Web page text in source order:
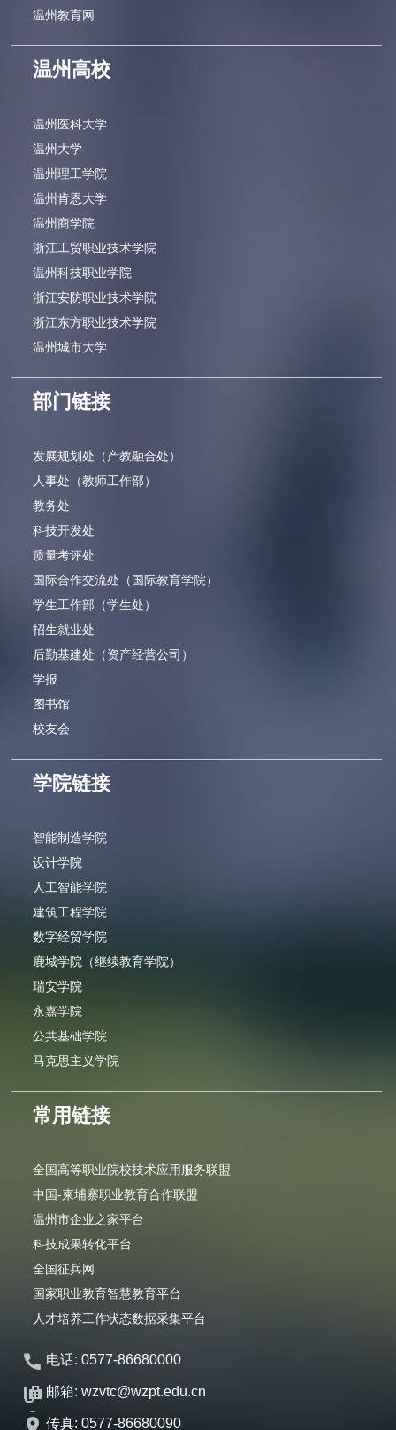
温州教育网
温州高校
温州医科大学
温州大学
温州理工学院
温州肯恩大学
温州商学院
浙江工贸职业技术学院
温州科技职业学院
浙江安防职业技术学院
浙江东方职业技术学院
温州城市大学
部门链接
发展规划处（产教融合处）
人事处（教师工作部）
教务处
科技开发处
质量考评处
国际合作交流处（国际教育学院）
学生工作部（学生处）
招生就业处
后勤基建处（资产经营公司）
学报
图书馆
校友会
学院链接
智能制造学院
设计学院
人工智能学院
建筑工程学院
数字经贸学院
鹿城学院（继续教育学院）
瑞安学院
永嘉学院
公共基础学院
马克思主义学院
常用链接
全国高等职业院校技术应用服务联盟
中国-柬埔寨职业教育合作联盟
温州市企业之家平台
科技成果转化平台
全国征兵网
国家职业教育智慧教育平台
人才培养工作状态数据采集平台
电话: 0577-86680000
邮箱: wzvtc@wzpt.edu.cn
传真: 0577-86680090